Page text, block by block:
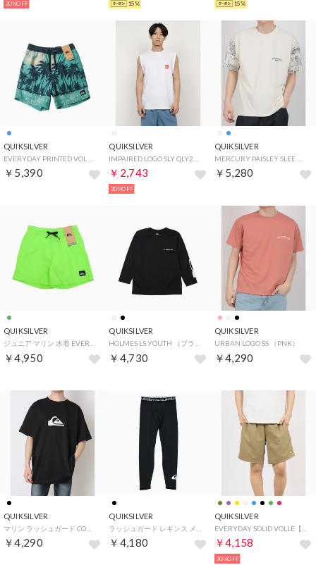
20%OFF 15% 15%
QUIKSILVER
￥5,390
QUIKSILVER
￥2,743
30%OFF
QUIKSILVER
￥5,280
QUIKSILVER
￥4,950
QUIKSILVER
￥4,730
QUIKSILVER
URBAN LOGO SS （PNK）
￥4,290
QUIKSILVER
￥4,290
QUIKSILVER
￥4,180
QUIKSILVER
￥4,158
30%OFF